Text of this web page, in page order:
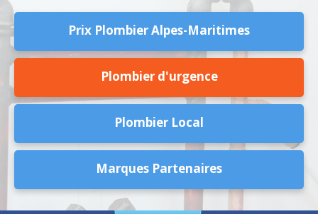
Prix Plombier Alpes-Maritimes
Plombier d'urgence
Plombier Local
Marques Partenaires